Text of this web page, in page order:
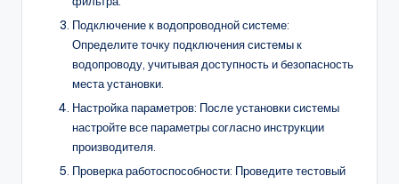
Подключение к водопроводной системе:
Определите точку подключения системы к
водопроводу, учитывая доступность и безопасность
места установки.
Настройка параметров: После установки системы
настройте все параметры согласно инструкции
производителя.
Проверка работоспособности: Проведите тестовый